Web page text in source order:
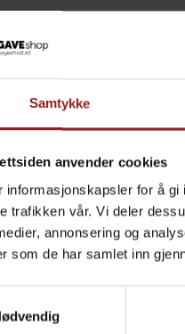
Samtykke
anvender cookies
informasjonskapsler for å
trafikken vår. Vi deler
annonsering og
som de har samlet inn